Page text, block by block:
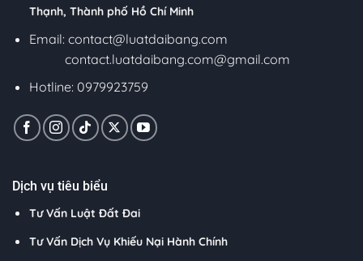
Thạnh, Thành phố Hồ Chí Minh
Email: contact@luatdaibang.com
contact.luatdaibang.com@gmail.com
Hotline: 0979923759
Dịch vụ tiêu biểu
Tư Vấn Luật Đất Đai
Tư Vấn Dịch Vụ Khiếu Nại Hành Chính